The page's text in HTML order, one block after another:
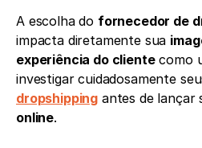
A escolha do fornecedor de
impacta diretamente sua
experiência do cliente como
investigar cuidadosamente
dropshipping antes de lançar
online.